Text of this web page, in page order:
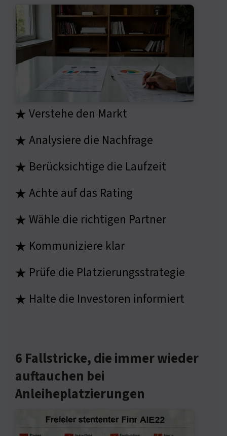
★ Verstehe den Markt
★ Analysiere die Nachfrage
★ Berücksichtige die Laufzeit
★ Achte auf das Rating
★ Wähle die richtigen Partner
★ Kommuniziere klar
★ Prüfe die Platzierungsstrategie
★ Halte die Investoren informiert
6 Fallstricke, die immer wieder
auftauchen bei
Anleiheplatzierungen